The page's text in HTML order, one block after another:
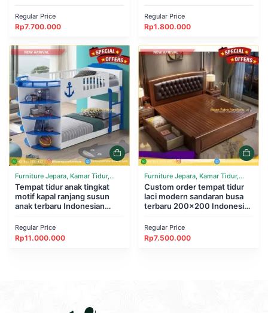
Regular Price
Rp7.700.000
Regular Price
Rp1.800.000
Furniture Jepara, Kamar Tidur,
Tempat Tidur
Tempat tidur anak tingkat
motif kapal ranjang susun
anak terbaru Indonesian
Regular Price
Rp11.000.000
Furniture Jepara, Kamar Tidur,
Tempat Tidur
Custom order tempat tidur
laci modern sandaran busa
terbaru 200×200 Indonesian
Regular Price
Rp7.500.000